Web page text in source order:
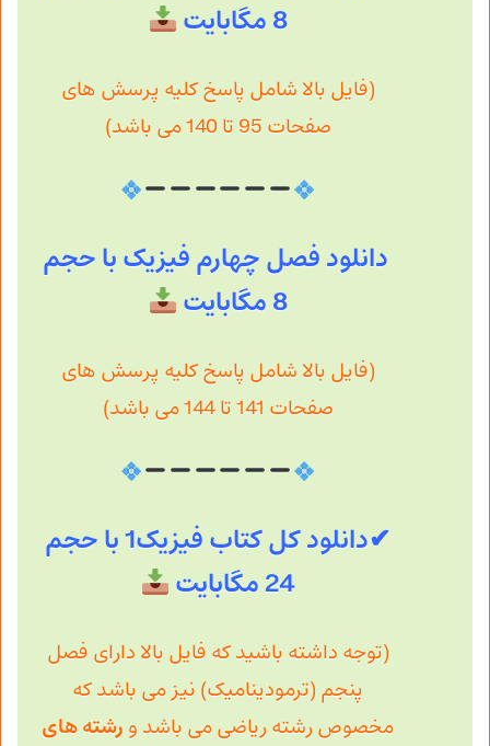
8 مگابایت
(فایل بالا شامل پاسخ کلیه پرسش های
صفحات 95 تا 140 می باشد)
دانلود فصل چهارم فیزیک با حجم
8 مگابایت
(فایل بالا شامل پاسخ کلیه پرسش های
صفحات 141 تا 144 می باشد)
✔دانلود کل کتاب فیزیک1 با حجم
24 مگابایت
(توجه داشته باشید که فایل بالا دارای فصل
پنجم (ترمودینامیک) نیز می باشد که
مخصوص رشته ریاضی می باشد و رشته های